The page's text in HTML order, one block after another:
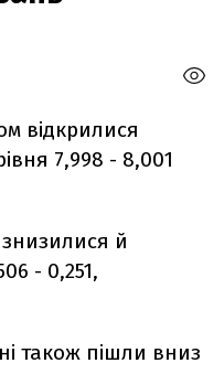
відкрилися
7,998 - 8,001
й
- 0,251,
також пішли вниз